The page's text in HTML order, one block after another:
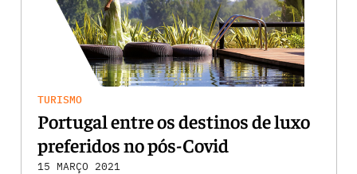
TURISMO
Portugal entre os destinos de luxo
preferidos no pós-Covid
15 MARÇO 2021